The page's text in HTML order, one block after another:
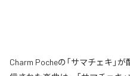
Charm Pocheの「サマチェキ」